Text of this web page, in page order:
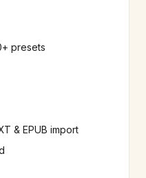
presets
& EPUB import